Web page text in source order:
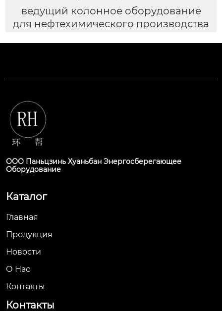
ведущий колонное оборудование
для нефтехимического производства
ООО Паньцзинь Хуаньбан Энергосберегающее
Оборудование
Каталог
Главная
Продукция
Новости
О Hас
Контакты
Контакты